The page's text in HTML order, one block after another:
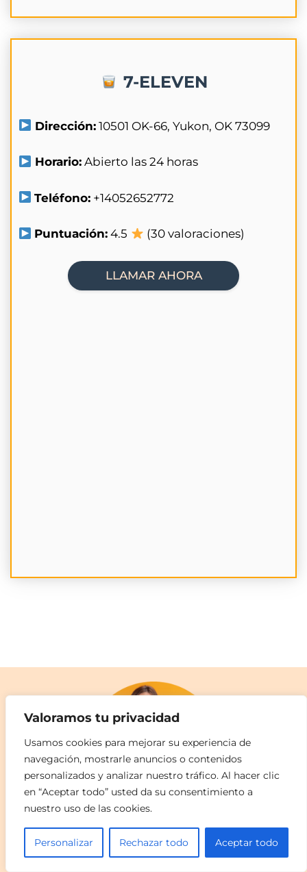
Valoramos tu privacidad
Usamos cookies para mejorar su experiencia de
navegación, mostrarle anuncios o contenidos
personalizados y analizar nuestro tráfico. Al hacer clic
en “Aceptar todo” usted da su consentimiento a
nuestro uso de las cookies.
Personalizar Rechazar todo Aceptar todo
7-ELEVEN
Dirección: 10501 OK-66, Yukon, OK 73099
Horario: Abierto las 24 horas
Teléfono: +14052652772
Puntuación: 4.5 (30 valoraciones)
LLAMAR AHORA
Licor 24 horas cerca de mí